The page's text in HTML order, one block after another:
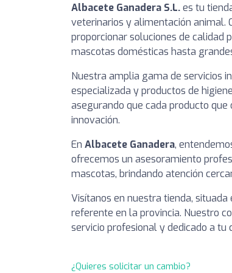
Albacete Ganadera S.L.es tu
veterinarios y alimentación animal.
proporcionar soluciones de calidad
mascotas domésticas hasta
Nuestra amplia gama de servicios
especializada y productos de
asegurando que cada producto
innovación.
En Albacete Ganadera,
ofrecemos un asesoramiento
mascotas, brindando atención
Visítanos en nuestra tienda, situada
referente en la provincia. Nuestro
servicio profesional y dedicado a tu
¿Quieres solicitar un cambio?